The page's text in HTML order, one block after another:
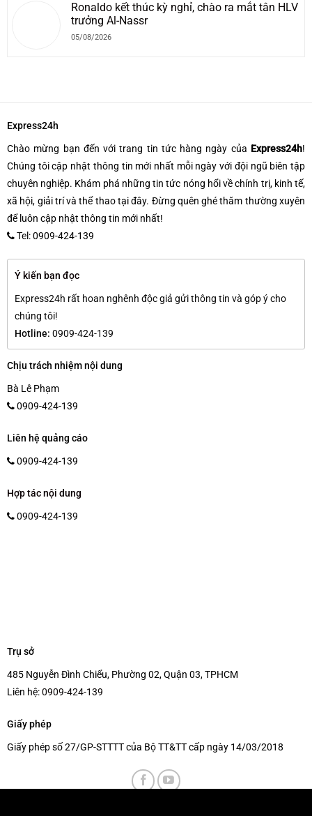
Ronaldo kết thúc kỳ nghỉ, chào ra mắt tân HLV
trưởng Al-Nassr
05/08/2026
Express24h
Chào mừng bạn đến với trang tin tức hàng ngày của Express24h!
Chúng tôi cập nhật thông tin mới nhất mỗi ngày với đội ngũ biên tập
chuyên nghiệp. Khám phá những tin tức nóng hổi về chính trị, kinh tế,
xã hội, giải trí và thể thao tại đây. Đừng quên ghé thăm thường xuyên
để luôn cập nhật thông tin mới nhất!
Tel: 0909-424-139
Ý kiến bạn đọc
Express24h rất hoan nghênh độc giả gửi thông tin và góp ý cho
chúng tôi!
Hotline: 0909-424-139
Chịu trách nhiệm nội dung
Bà Lê Phạm
0909-424-139
Liên hệ quảng cáo
0909-424-139
Hợp tác nội dung
0909-424-139
Trụ sở
485 Nguyễn Đình Chiểu, Phường 02, Quận 03, TPHCM
Liên hệ:0909-424-139
Giấy phép
Giấy phép số 27/GP-STTTT của Bộ TT&TT cấp ngày 14/03/2018